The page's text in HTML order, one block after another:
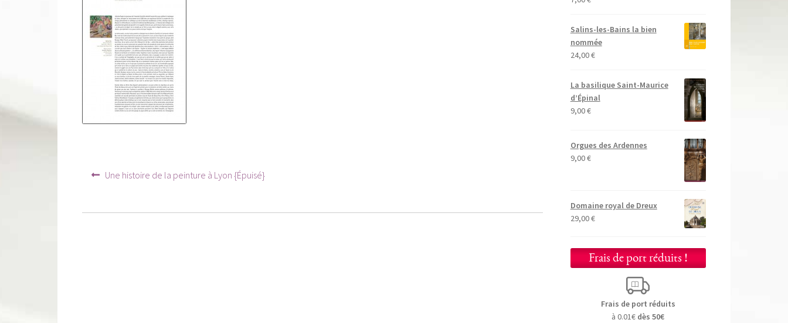
Navigation
l’article
Article
Une histoire de la peinture à Lyon {Épuisé}
Salins-les-Bains la bien
nommée
24,00€
La basilique Saint-Maurice
d’Épinal
9,00€
Orgues des Ardennes
9,00€
Domaine royal de Dreux
29,00€
Frais de port réduits !
Frais de port réduits
à 0.01€ dès 50€